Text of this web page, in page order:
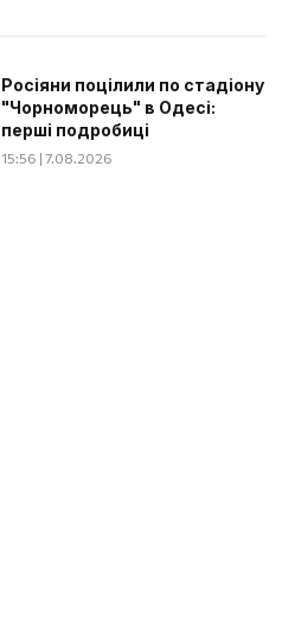
Росіяни поцілили по стадіону
"Чорноморець" в Одесі:
перші подробиці
15:56 | 7.08.2026